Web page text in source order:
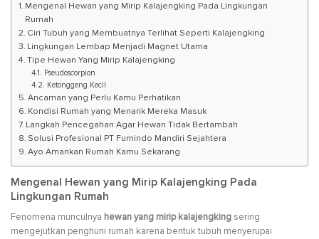
Mengenal Hewan yang Mirip Kalajengking Pada Lingkungan
Rumah
Ciri Tubuh yang Membuatnya Terlihat Seperti Kalajengking
Lingkungan Lembap Menjadi Magnet Utama
Tipe Hewan Yang Mirip Kalajengking
Pseudoscorpion
Ketonggeng Kecil
Ancaman yang Perlu Kamu Perhatikan
Kondisi Rumah yang Menarik Mereka Masuk
Langkah Pencegahan Agar Hewan Tidak Bertambah
Solusi Profesional PT Fumindo Mandiri Sejahtera
Ayo Amankan Rumah Kamu Sekarang
Mengenal Hewan yang Mirip Kalajengking Pada
Lingkungan Rumah
Fenomena munculnya hewan yang mirip kalajengking sering
mengejutkan penghuni rumah karena bentuk tubuh menyerupai